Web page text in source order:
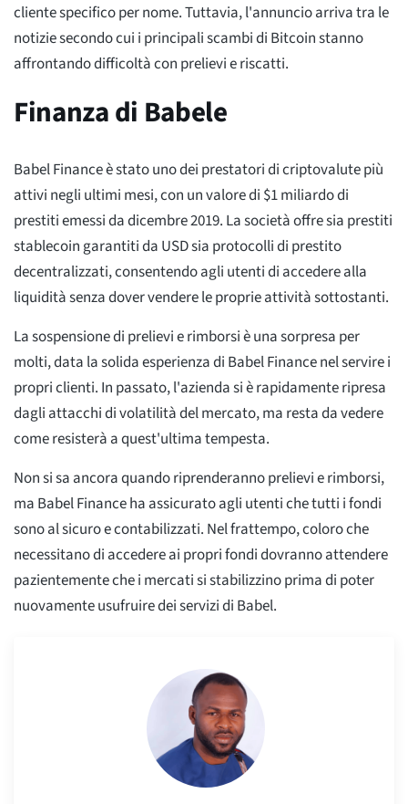
cliente specifico per nome. Tuttavia, l'annuncio arriva tra le
notizie secondo cui i principali scambi di Bitcoin stanno
affrontando difficoltà con prelievi e riscatti.
Finanza di Babele
Babel Finance è stato uno dei prestatori di criptovalute più
attivi negli ultimi mesi, con un valore di $1 miliardo di
prestiti emessi da dicembre 2019. La società offre sia prestiti
stablecoin garantiti da USD sia protocolli di prestito
decentralizzati, consentendo agli utenti di accedere alla
liquidità senza dover vendere le proprie attività sottostanti.
La sospensione di prelievi e rimborsi è una sorpresa per
molti, data la solida esperienza di Babel Finance nel servire i
propri clienti. In passato, l'azienda si è rapidamente ripresa
dagli attacchi di volatilità del mercato, ma resta da vedere
come resisterà a quest'ultima tempesta.
Non si sa ancora quando riprenderanno prelievi e rimborsi,
ma Babel Finance ha assicurato agli utenti che tutti i fondi
sono al sicuro e contabilizzati. Nel frattempo, coloro che
necessitano di accedere ai propri fondi dovranno attendere
pazientemente che i mercati si stabilizzino prima di poter
nuovamente usufruire dei servizi di Babel.